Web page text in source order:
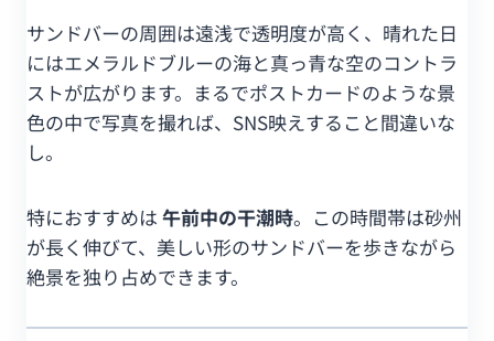
サンドバーの周囲は遠浅で透明度が高く、晴れた日
にはエメラルドブルーの海と真っ青な空のコントラ
ストが広がります。まるでポストカードのような景
色の中で写真を撮れば、SNS映えすること間違いな
し。
特におすすめは 午前中の干潮時。この時間帯は砂州
が長く伸びて、美しい形のサンドバーを歩きながら
絶景を独り占めできます。